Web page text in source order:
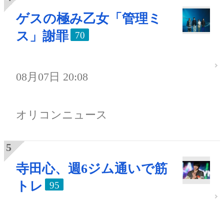
ゲスの極み乙女「管理ミ
ス」謝罪
70
08月07日 20:08
オリコンニュース
寺田心、週6ジム通いで筋
トレ
95